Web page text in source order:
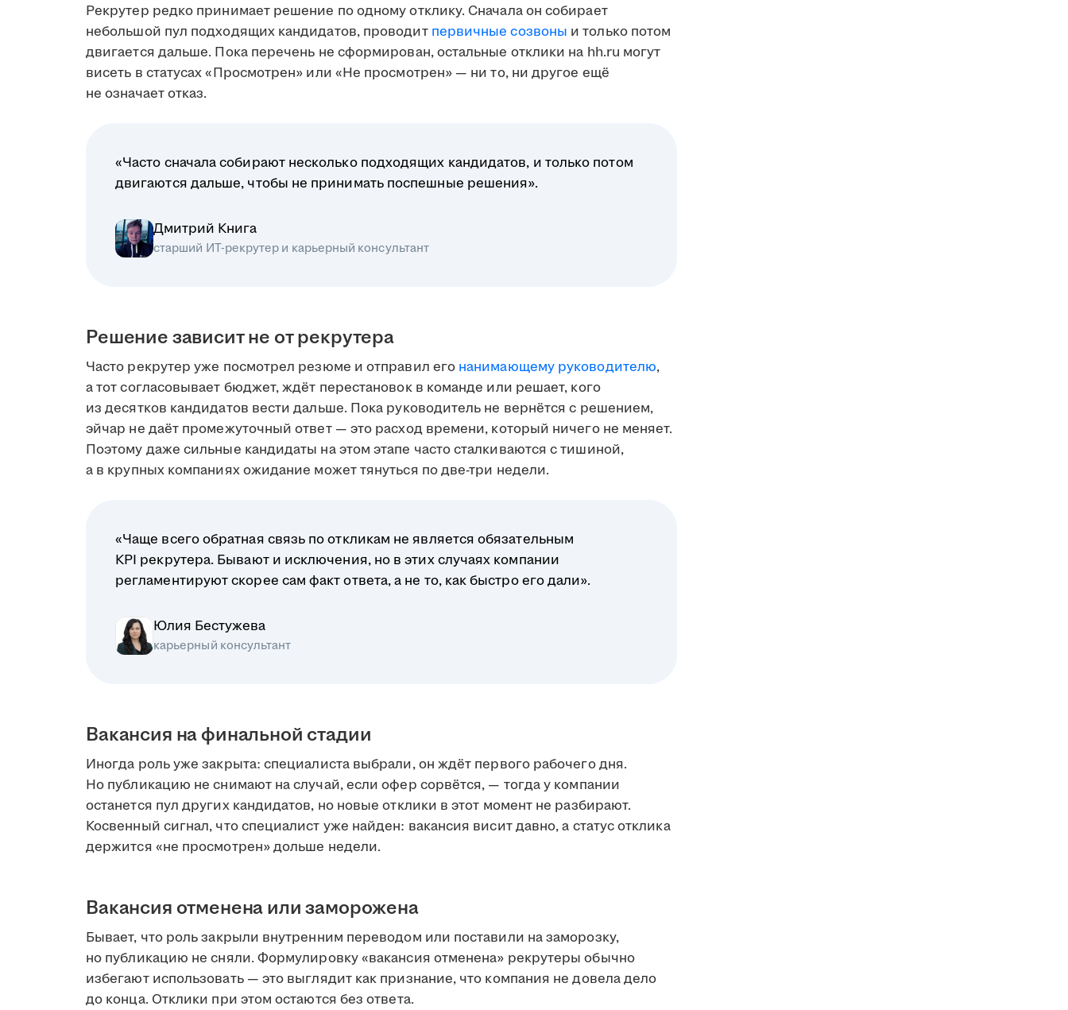
Рекрутер редко принимает решение по одному отклику. Сначала он собирает
небольшой пул подходящих кандидатов, проводит первичные созвоны и только потом
двигается дальше. Пока перечень не сформирован, остальные отклики на hh.ru могут
висеть в статусах «Просмотрен» или «Не просмотрен» — ни то, ни другое ещё
не означает отказ.
«Часто сначала собирают несколько подходящих кандидатов, и только потом
двигаются дальше, чтобы не принимать поспешные решения».
Дмитрий Книга
старший ИТ-рекрутер и карьерный консультант
Решение зависит не от рекрутера
Часто рекрутер уже посмотрел резюме и отправил его нанимающему руководителю,
а тот согласовывает бюджет, ждёт перестановок в команде или решает, кого
из десятков кандидатов вести дальше. Пока руководитель не вернётся с решением,
эйчар не даёт промежуточный ответ — это расход времени, который ничего не меняет.
Поэтому даже сильные кандидаты на этом этапе часто сталкиваются с тишиной,
а в крупных компаниях ожидание может тянуться по две-три недели.
«Чаще всего обратная связь по откликам не является обязательным
KPI рекрутера. Бывают и исключения, но в этих случаях компании
регламентируют скорее сам факт ответа, а не то, как быстро его дали».
Юлия Бестужева
карьерный консультант
Вакансия на финальной стадии
Иногда роль уже закрыта: специалиста выбрали, он ждёт первого рабочего дня.
Но публикацию не снимают на случай, если офер сорвётся, — тогда у компании
останется пул других кандидатов, но новые отклики в этот момент не разбирают.
Косвенный сигнал, что специалист уже найден: вакансия висит давно, а статус отклика
держится «не просмотрен» дольше недели.
Вакансия отменена или заморожена
Бывает, что роль закрыли внутренним переводом или поставили на заморозку,
но публикацию не сняли. Формулировку «вакансия отменена» рекрутеры обычно
избегают использовать — это выглядит как признание, что компания не довела дело
до конца. Отклики при этом остаются без ответа.